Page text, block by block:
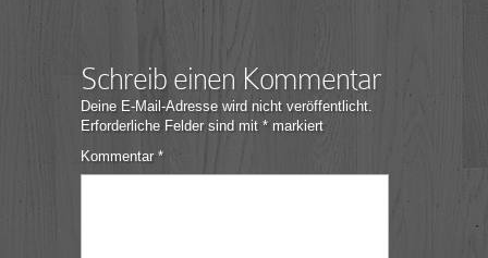
Schreib einen Kommentar
Deine E-Mail-Adresse wird nicht veröffentlicht.
Erforderliche Felder sind mit * markiert
Kommentar *